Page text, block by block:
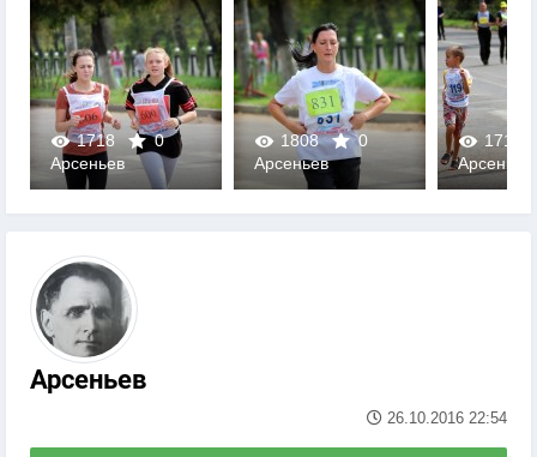
1718
0
0
Арсеньев
1808
0
0
Арсеньев
1711
0
Арсеньев
Арсеньев
26.10.2016 22:54